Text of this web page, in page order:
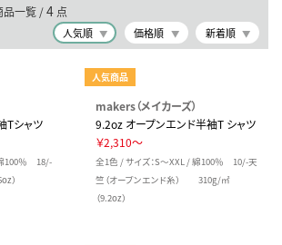
品一覧 /4点
人気順 価格順 新着順
Tシャツ
100％ 18/-
）
人気商品
makers（メイカーズ）
9.2oz オープンエンド半袖T シャツ
￥2,310～
全1色 / サイズ：S～XXL / 綿100％ 10/-天
竺（オープンエンド糸） 310g/㎡
（9.2oz）